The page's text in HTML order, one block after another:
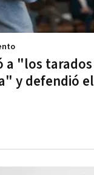
a "los
y defendió